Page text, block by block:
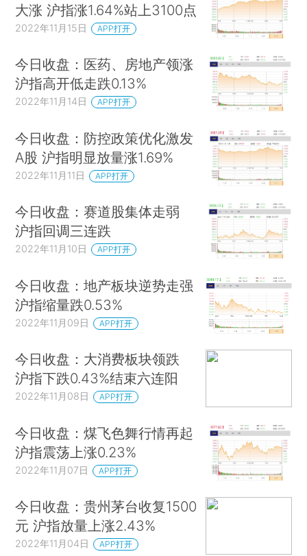
大涨 沪指涨1.64%站上3100点
2022年11月15日 APP打开
今日收盘：医药、房地产领涨
沪指高开低走跌0.13%
2022年11月14日 APP打开
今日收盘：防控政策优化激发
A股 沪指明显放量涨1.69%
2022年11月11日 APP打开
今日收盘：赛道股集体走弱
沪指回调三连跌
2022年11月10日 APP打开
今日收盘：地产板块逆势走强
沪指缩量跌0.53%
2022年11月09日 APP打开
今日收盘：大消费板块领跌
沪指下跌0.43%结束六连阳
2022年11月08日 APP打开
今日收盘：煤飞色舞行情再起
沪指震荡上涨0.23%
2022年11月07日 APP打开
今日收盘：贵州茅台收复1500
元 沪指放量上涨2.43%
2022年11月04日 APP打开